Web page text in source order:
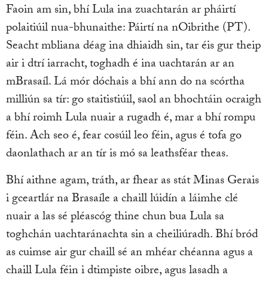
Faoin am sin, bhí Lula ina zuachtarán ar pháirtí
polaitiúil nua-bhunaithe: Páirtí na nOibrithe (PT).
Seacht mbliana déag ina dhiaidh sin, tar éis gur theip
air i dtrí iarracht, toghadh é ina uachtarán ar an
mBrasaíl. Lá mór dóchais a bhí ann do na scórtha
milliún sa tír: go staitistiúil, saol an bhochtáin ocraigh
a bhí roimh Lula nuair a rugadh é, mar a bhí rompu
féin. Ach seo é, fear cosúil leo féin, agus é tofa go
daonlathach ar an tír is mó sa leathsféar theas.
Bhí aithne agam, tráth, ar fhear as stát Minas Gerais
i gceartlár na Brasaíle a chaill lúidín a láimhe clé
nuair a las sé pléascóg thine chun bua Lula sa
toghchán uachtaránachta sin a cheiliúradh. Bhí bród
as cuimse air gur chaill sé an mhéar chéanna agus a
chaill Lula féin i dtimpiste oibre, agus lasadh a